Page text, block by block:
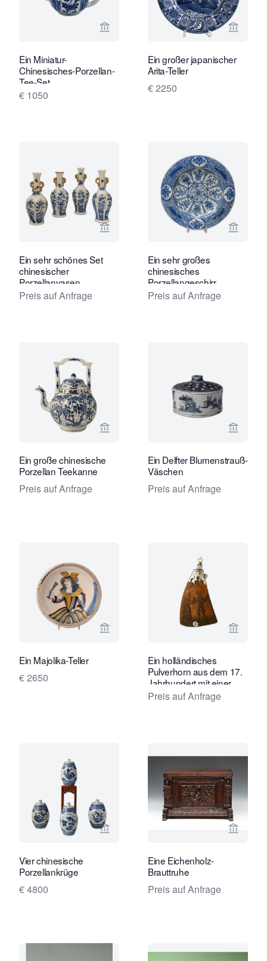
Verkaeuferseite von Limburg
Ein Miniatur-
Chinesisches-Porzellan-
Tee-Set.
€ 1050
Ein großer japanischer
Arita-Teller
€ 2250
Verkaeuferseite von Limburg
Ein sehr schönes Set
chinesischer
Porzellanvasen
Preis auf Anfrage
Ein sehr großes
chinesisches
Porzellangeschirr,
Durchmesser 55 cm.
Preis auf Anfrage
Verkaeuferseite von Limburg
Ein große chinesische
Porzellan Teekanne
Preis auf Anfrage
Ein Delfter Blumenstrauß-
Väschen
Preis auf Anfrage
Verkaeuferseite von Limburg
Ein Majolika-Teller
€ 2650
Ein holländisches
Pulverhorn aus dem 17.
Jahrhundert mit einer
erotischen Darstellung.
Preis auf Anfrage
Verkaeuferseite von Limburg
Vier chinesische
Porzellankrüge
€ 4800
Eine Eichenholz-
Brauttruhe
Preis auf Anfrage